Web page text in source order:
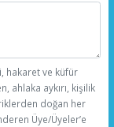
hakaret ve küfür
ahlaka aykırı, kişilik
doğan her
Üye/Üyeler’e